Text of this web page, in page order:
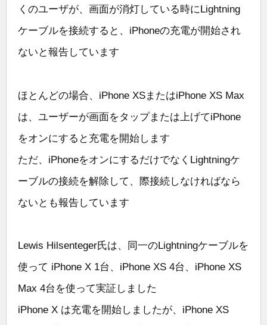
くのユーザが、画面が消灯している時にLightning
ケーブルを接続すると、iPhoneの充電が開始され
ないと報告しています
ほとんどの場合、iPhone XSまたはiPhone XS Max
は、ユーザーが画面をタップまたは上げてiPhone
をオンにすると充電を開始します
ただ、iPhoneをオンにするだけでなくLightningケ
ーブルの接続を解除して、際接続しなければなら
ないとも報告しています
Lewis Hilsenteger氏は、同一のLightningケーブルを
使って iPhone X 1台、iPhone XS 4台、iPhone XS
Max 4台を使って実証しました
iPhone X は充電を開始しましたが、iPhone XS